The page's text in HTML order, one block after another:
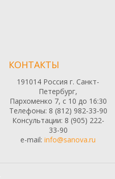
КОНТАКТЫ
191014 Россия г. Санкт-
Петербург,
Пархоменко 7, с 10 до 16:30
Телефоны: 8 (812) 982-33-90
Консультации: 8 (905) 222-
33-90
e-mail: info@sanova.ru